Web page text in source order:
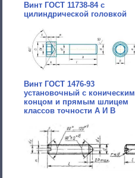
Винт ГОСТ 11738-84 с
цилиндрической головкой
Винт ГОСТ 1476-93
установочный с коническим
концом и прямым шлицем
классов точности А И B